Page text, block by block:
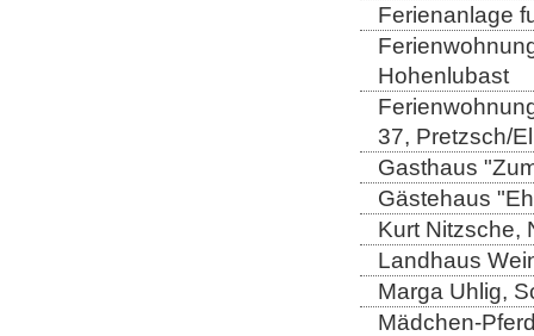
Ferienanlage
Hohenlubast
37, Pretzsch/
Gasthaus
Gästehaus
Kurt Nitzsche,
Landhaus
Marga Uhlig,
Mädchen-